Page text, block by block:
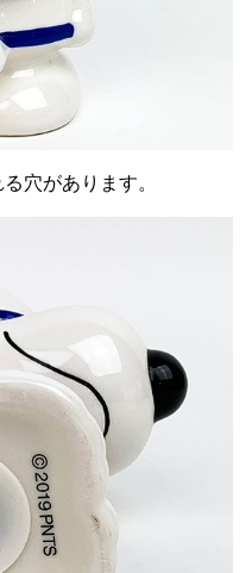
穴があります。